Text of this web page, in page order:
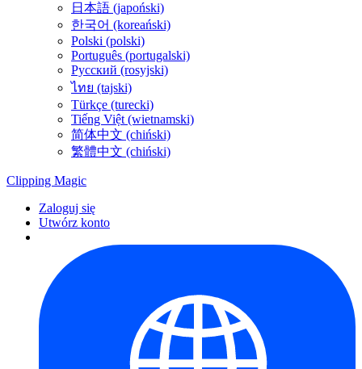
日本語 (japoński)
한국어 (koreański)
Polski (polski)
Português (portugalski)
Русский (rosyjski)
ไทย (tajski)
Türkçe (turecki)
Tiếng Việt (wietnamski)
简体中文 (chiński)
繁體中文 (chiński)
Clipping Magic
Zaloguj się
Utwórz konto